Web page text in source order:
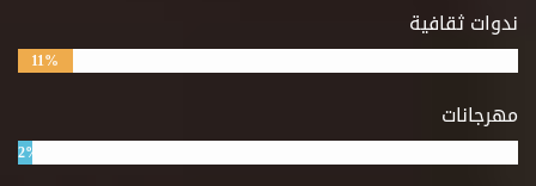
ندوات ثقافية
11%
مهرجانات
2%